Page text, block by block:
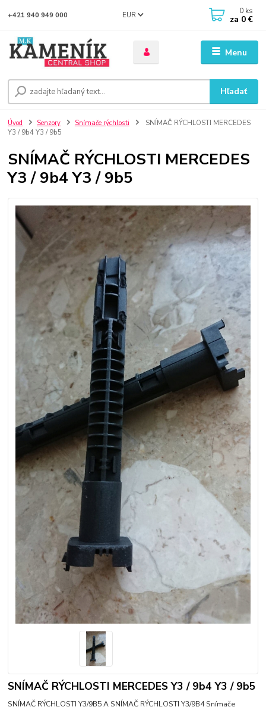
Menu
EUR
Hľadať
+421 940 949 000 0 ks
za 0 €
Úvod Senzory Snímače rýchlosti
SNÍMAČ RÝCHLOSTI MERCEDES
Y3 / 9b4 Y3 / 9b5
SNÍMAČ RÝCHLOSTI MERCEDES
Y3 / 9b4 Y3 / 9b5
SNÍMAČ RÝCHLOSTI MERCEDES Y3 / 9b4 Y3 / 9b5
SNÍMAČ RÝCHLOSTI Y3/9B5 A SNÍMAČ RÝCHLOSTI Y3/9B4 Snímače